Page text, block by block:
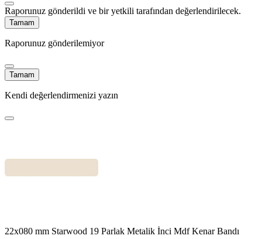
Raporunuz gönderildi ve bir yetkili tarafından değerlendirilecek.
Tamam
Raporunuz gönderilemiyor
Tamam
Kendi değerlendirmenizi yazın
22x080 mm Starwood 19 Parlak Metalik İnci Mdf Kenar Bandı